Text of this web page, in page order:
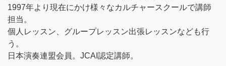
1997年より現在にかけ様々なカルチャースクールで講師
担当。
個人レッスン、グループレッスン出張レッスンなども行
う。
日本演奏連盟会員。JCAI認定講師。